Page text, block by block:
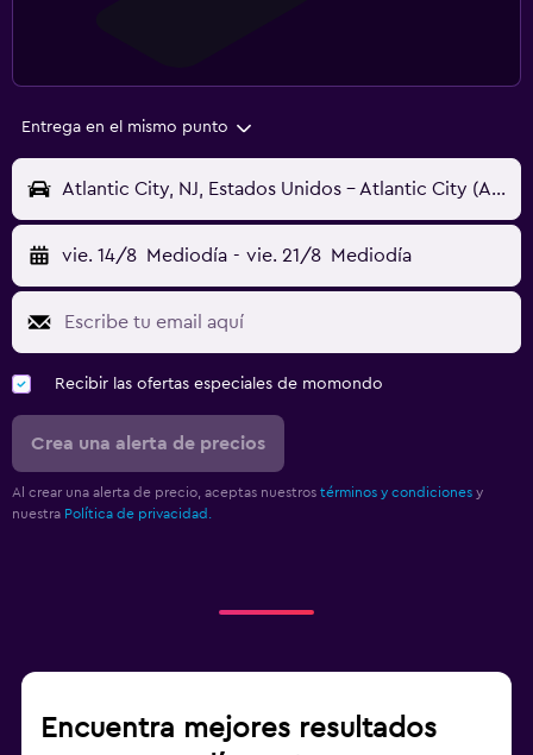
Entrega en el mismo punto
Atlantic City, NJ, Estados Unidos - Atlantic City (ACY)
vie. 14/8 Mediodía - vie. 21/8 Mediodía
Recibir las ofertas especiales de momondo
Crea una alerta de precios
Al crear una alerta de precio, aceptas nuestros términos y condiciones y
nuestra Política de privacidad.
Encuentra mejores resultados